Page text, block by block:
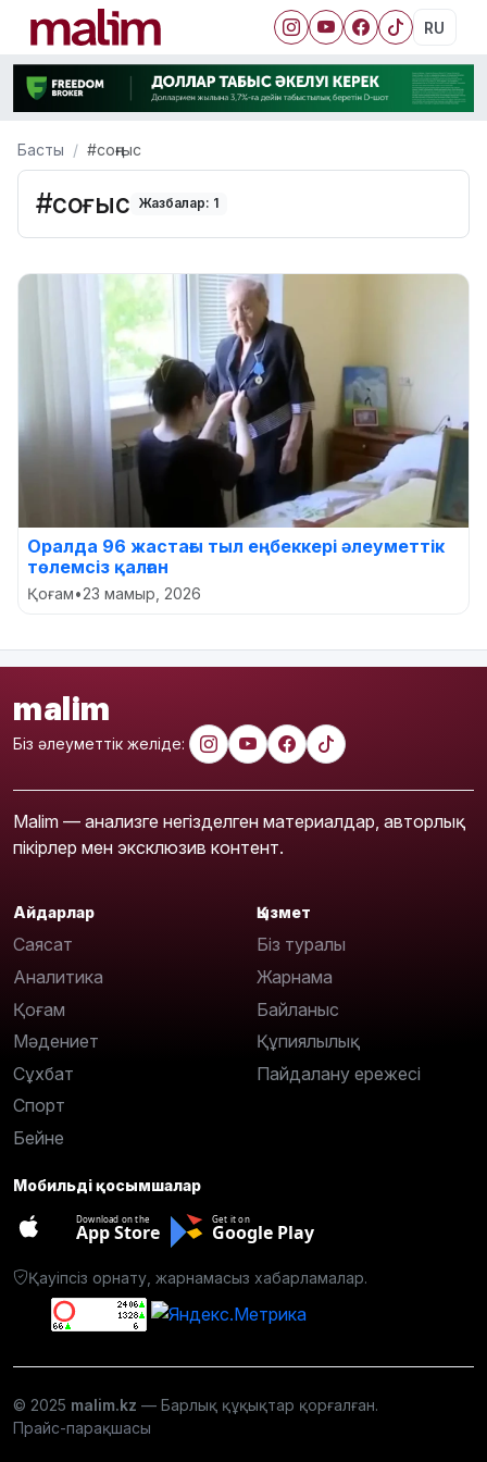
RU
Басты #соңғыс
#соңғыс Жазбалар: 1
Оралда 96 жастағы тыл еңбеккері әлеуметтік
төлемсіз қалған
Қоғам•23 мамыр, 2026
malim
Біз әлеуметтік желіде:
Malim — анализге негізделген материалдар, авторлық
пікірлер мен эксклюзив контент.
Айдарлар
Саясат
Аналитика
Қоғам
Мәдениет
Сұхбат
Спорт
Бейне
Қызмет
Біз туралы
Жарнама
Байланыс
Құпиялылық
Пайдалану ережесі
Мобильді қосымшалар
Download on the
App Store
Get it on
Google Play
Қауіпсіз орнату, жарнамасыз хабарламалар.
© 2025 malim.kz — Барлық құқықтар қорғалған.
Прайс-парақшасы